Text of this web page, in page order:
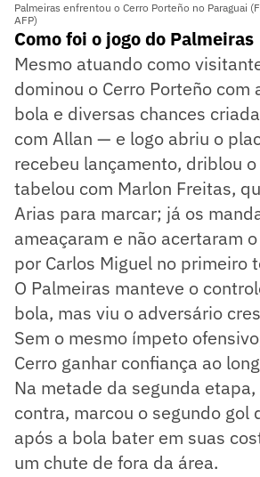
Palmeiras enfrentou o Cerro Porteño no Paraguai
AFP)
Como foi o jogo do Palmeiras
Mesmo atuando como
dominou o Cerro Porteño com
bola e diversas chances
com Allan — e logo abriu o
recebeu lançamento, driblou
tabelou com Marlon Freitas,
Arias para marcar; já os
ameaçaram e não acertaram
por Carlos Miguel no primeiro
O Palmeiras manteve o
bola, mas viu o adversário
Sem o mesmo ímpeto
Cerro ganhar confiança ao
Na metade da segunda etapa,
contra, marcou o segundo gol
após a bola bater em suas
um chute de fora da área.